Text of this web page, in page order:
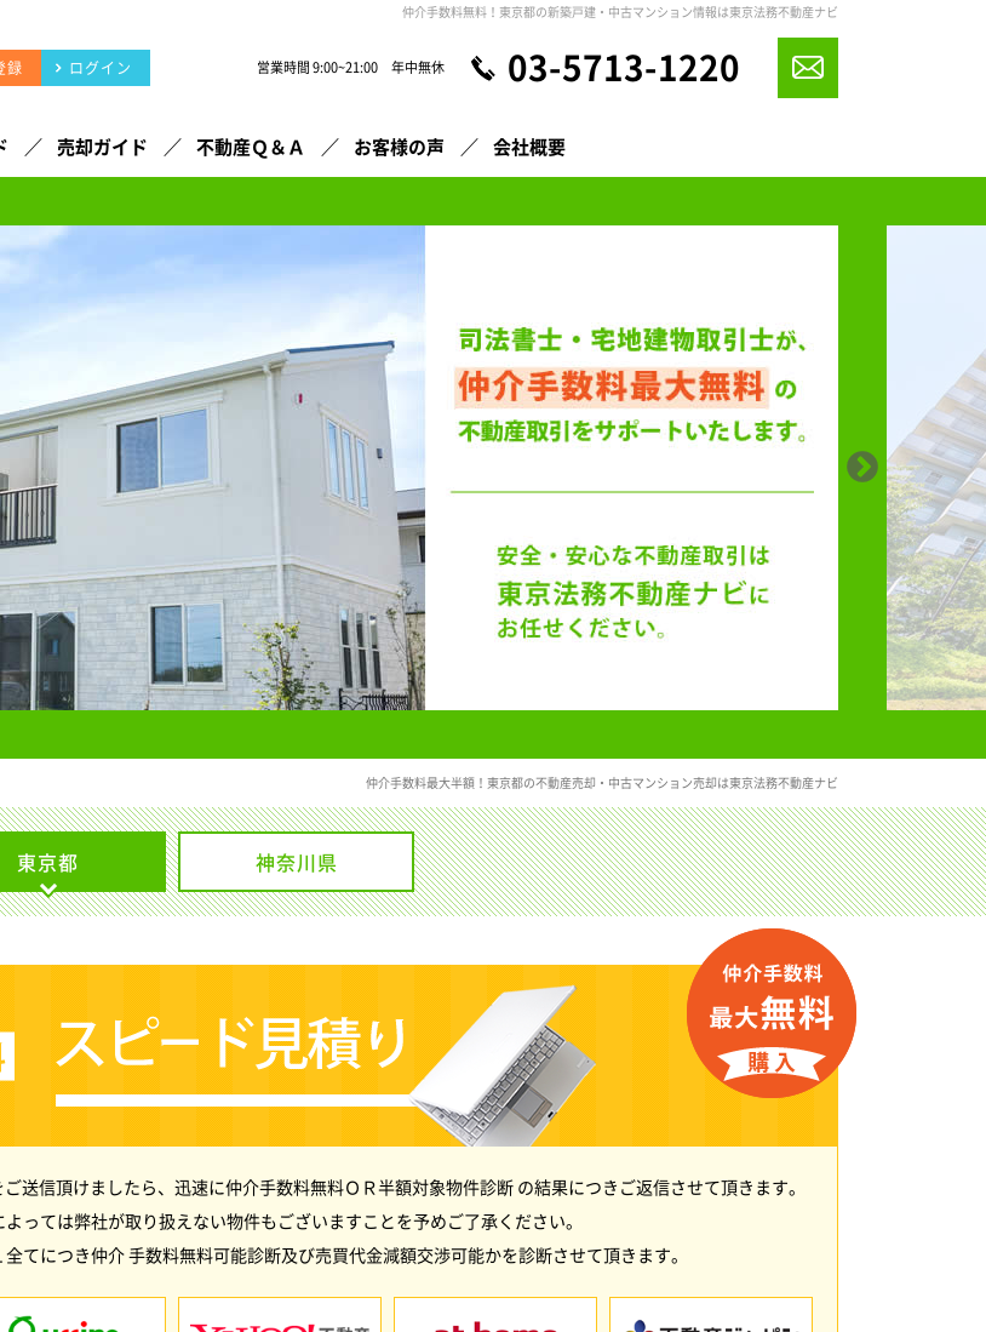
仲介手数料無料！東京都の新築戸建・中古マンション情報は東京法務不動産ナビ
録 ログイン 営業時間 9:00~21:00 年中無休 03-5713-1220
売却ガイド 不動産Ｑ＆Ａ お客様の声 会社概要
仲介手数料最大半額！東京都の不動産売却・中古マンション売却は東京法務不動産ナビ
東京都 神奈川県
送信頂けましたら、迅速に仲介手数料無料ＯＲ半額対象物件診断 の結果につきご返信させて頂きます。
っては弊社が取り扱えない物件もございますことを予めご了承ください。
てにつき仲介 手数料無料可能診断及び売買代金減額交渉可能かを診断させて頂きます。